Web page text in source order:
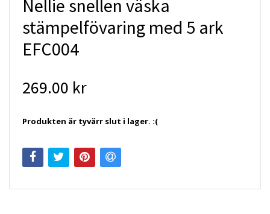
Nellie snellen väska
stämpelfövaring med 5 ark
EFC004
269.00 kr
Produkten är tyvärr slut i lager. :(